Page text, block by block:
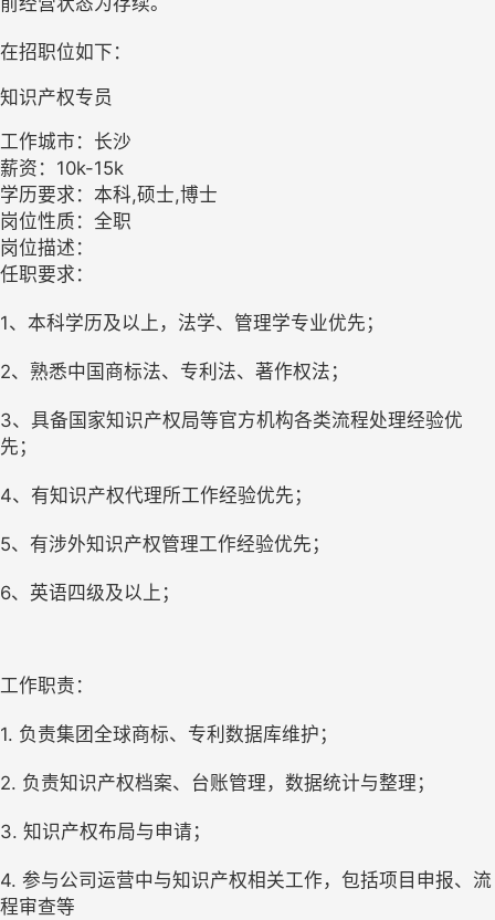
在招职位如下：
知识产权专员
工作城市：长沙
薪资：10k-15k
学历要求：本科,硕士,博士
岗位性质：全职
岗位描述：
任职要求：
1、本科学历及以上，法学、管理学专业优先；
2、熟悉中国商标法、专利法、著作权法；
3、具备国家知识产权局等官方机构各类流程处理经验优
先；
4、有知识产权代理所工作经验优先；
5、有涉外知识产权管理工作经验优先；
6、英语四级及以上；
工作职责：
1. 负责集团全球商标、专利数据库维护；
2. 负责知识产权档案、台账管理，数据统计与整理；
3. 知识产权布局与申请；
4. 参与公司运营中与知识产权相关工作，包括项目申报、流
程审查等